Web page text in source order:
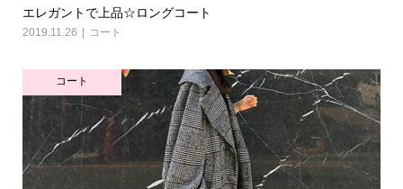
エレガントで上品☆ロングコート
2019.11.26 コート
コート